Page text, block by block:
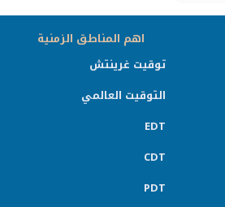
اهم المناطق الزمنية
توقيت غرينتش
التوقيت العالمي
EDT
CDT
PDT